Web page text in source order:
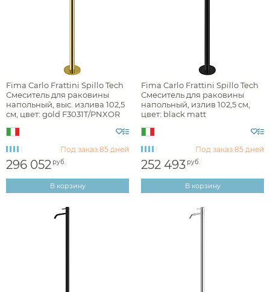
матовая
Стилистика дизайна
лофт
минимализм
Раздел каталога
Fima Carlo Frattini Spillo Tech
Смеситель для раковины
напольный, выс. излива 102,5
см, цвет: gold F3031T/PNXOR
Под заказ 85 дней
296 052 руб.
В корзину
Fima Carlo Frattini Spillo Tech
Смеситель для раковины
напольный, излив 102,5 см,
цвет: black matt
Под заказ 85 дней
252 493 руб.
В корзину